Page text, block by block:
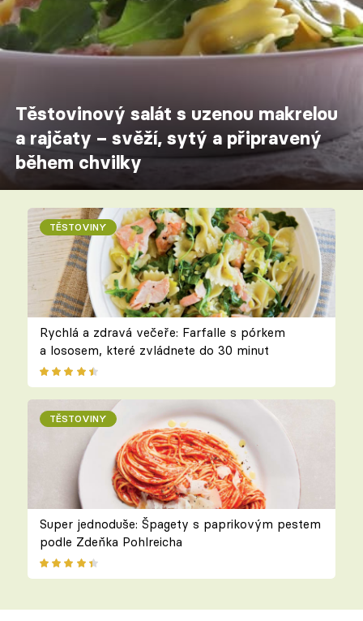
Těstovinový salát s uzenou makrelou
a rajčaty – svěží, sytý a připravený
během chvilky
TĚSTOVINY
Rychlá a zdravá večeře: Farfalle s pórkem
a lososem, které zvládnete do 30 minut
TĚSTOVINY
Super jednoduše: Špagety s paprikovým pestem
podle Zdeňka Pohlreicha